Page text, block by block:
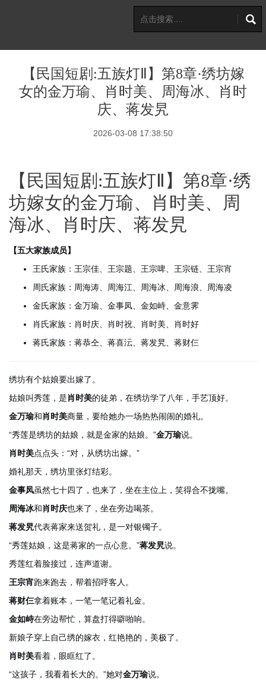
【民国短剧:五族灯Ⅱ】第8章·绣坊嫁
女的金万瑜、肖时美、周海冰、肖时
庆、蒋发旯
2026-03-08 17:38:50
【民国短剧:五族灯Ⅱ】第8章·绣
坊嫁女的金万瑜、肖时美、周
海冰、肖时庆、蒋发旯
【五大家族成员】
王氏家族：王宗佳、王宗题、王宗啤、王宗链、王宗宵
周氏家族：周海涛、周海江、周海冰、周海浪、周海凌
金氏家族：金万瑜、金事凤、金如峙、金意霁
肖氏家族：肖时庆、肖时祝、肖时美、肖时好
蒋氏家族：蒋恭仝、蒋喜沄、蒋发旯、蒋财仨
绣坊有个姑娘要出嫁了。
姑娘叫秀莲，是肖时美的徒弟，在绣坊学了八年，手艺顶好。
金万瑜和肖时美商量，要给她办一场热热闹闹的婚礼。
“秀莲是绣坊的姑娘，就是金家的姑娘。”金万瑜说。
肖时美点点头：“对，从绣坊出嫁。”
婚礼那天，绣坊里张灯结彩。
金事凤虽然七十四了，也来了，坐在主位上，笑得合不拢嘴。
周海冰和肖时庆也来了，坐在旁边喝茶。
蒋发旯代表蒋家来送贺礼，是一对银镯子。
“秀莲姑娘，这是蒋家的一点心意。”蒋发旯说。
秀莲红着脸接过，连声道谢。
王宗宵跑来跑去，帮着招呼客人。
蒋财仨拿着账本，一笔一笔记着礼金。
金如峙在旁边帮忙，算盘打得噼啪响。
新娘子穿上自己绣的嫁衣，红艳艳的，美极了。
肖时美看着，眼眶红了。
“这孩子，我看着长大的。”她对金万瑜说。